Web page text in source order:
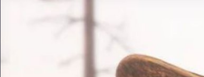
06/09/2022
ผู้เล่น Red Dead Online รายงานแฮกเกอร์กับที
ถึงแม้ Red Dead Online จะไม่มีการอัปเดตใหญ่ให้กับตัวเกมแล้ว
เกมก็เริ่มร่วงไปตาม ๆ กัน เพราะได้มีผู้เล่นที่ใช้ชื่อบน Reddit ว่า